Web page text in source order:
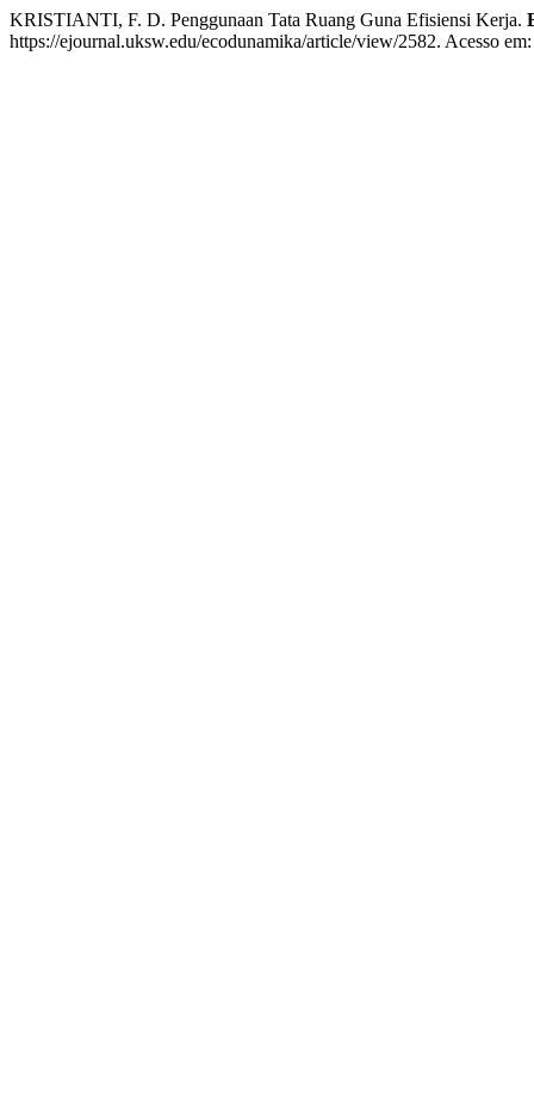
KRISTIANTI, F. D. Penggunaan Tata Ruang Guna Efisiensi Kerja.
https://ejournal.uksw.edu/ecodunamika/article/view/2582. Acesso